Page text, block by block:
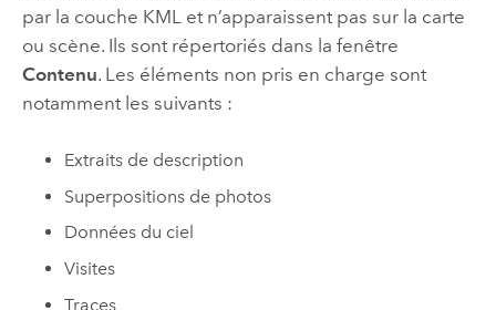
par la couche KML et n’apparaissent pas sur la carte
ou scène. Ils sont répertoriés dans la fenêtre
Contenu. Les éléments non pris en charge sont
notamment les suivants :
Extraits de description
Superpositions de photos
Données du ciel
Visites
Traces